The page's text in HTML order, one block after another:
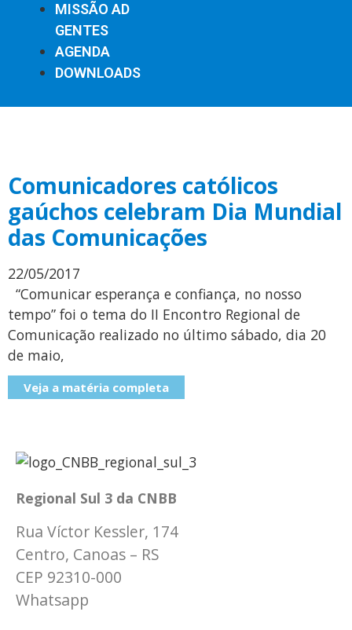
MISSÃO AD
GENTES
AGENDA
DOWNLOADS
Comunicadores católicos
gaúchos celebram Dia Mundial
das Comunicações
22/05/2017
“Comunicar esperança e confiança, no nosso
tempo” foi o tema do II Encontro Regional de
Comunicação realizado no último sábado, dia 20
de maio,
Veja a matéria completa
Regional Sul 3 da CNBB
Rua Víctor Kessler, 174
Centro, Canoas – RS
CEP 92310-000
Whatsapp